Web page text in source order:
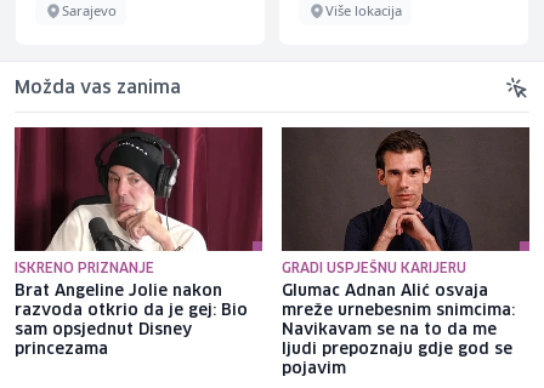
Više lokacija Sarajevo
Možda vas zanima
ISKRENO PRIZNANJE
Brat Angeline Jolie nakon
razvoda otkrio da je gej: Bio
sam opsjednut Disney
princezama
GRADI USPJEŠNU KARIJERU
Glumac Adnan Alić osvaja
mreže urnebesnim snimcima:
Navikavam se na to da me
ljudi prepoznaju gdje god se
pojavim